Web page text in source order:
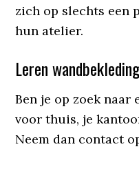
zich op slechts een
hun atelier.
Leren
Ben je op zoek naar
voor thuis, je
Neem dan contact